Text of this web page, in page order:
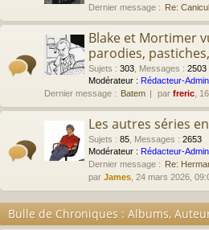
Dernier message : Re:
Blake et Mortimer
parodies,
Sujets : 303 Messages : 2503
Modérateur : Rédacteur-
Dernier message : Batem par freric ,
Les autres séries
Sujets : 85 Messages : 2653
Modérateur : Rédacteur-
Dernier message : Re:
par James , 24 mars 2026,
Bulle de Chroniques : Albums,